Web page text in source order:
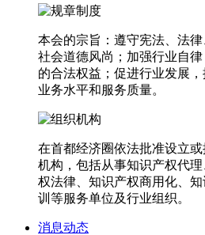
本会的宗旨：遵守宪法、法
社会道德风尚；加强行业自
的合法权益；促进行业发展
业务水平和服务质量。
在首都经济圈依法批准设立
机构，包括从事知识产权代
权法律、知识产权商用化、
训等服务单位及行业组织。
消息动态